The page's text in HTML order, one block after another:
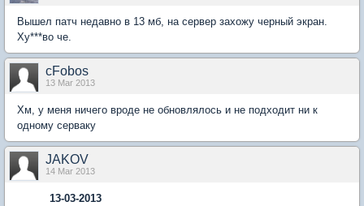
Вышел патч недавно в 13 мб, на сервер захожу черный экран.
Ху***во че.
cFobos
13 Mar 2013
Хм, у меня ничего вроде не обновлялось и не подходит ни к
одному серваку
JAKOV
14 Mar 2013
13-03-2013